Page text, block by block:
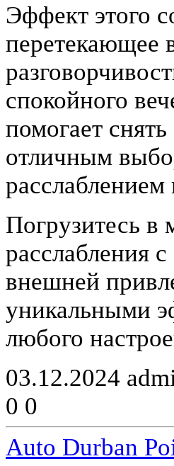
Эффект этого
перетекающее
спокойного
помогает
отличным
Погрузитесь в
расслабления
внешней
уникальными
любого
03.12.2024
0 0
Auto Durban